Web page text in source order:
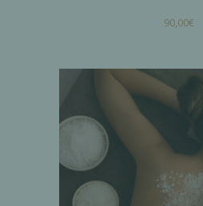
90,00€
AGGIUNGI
CARRELLO